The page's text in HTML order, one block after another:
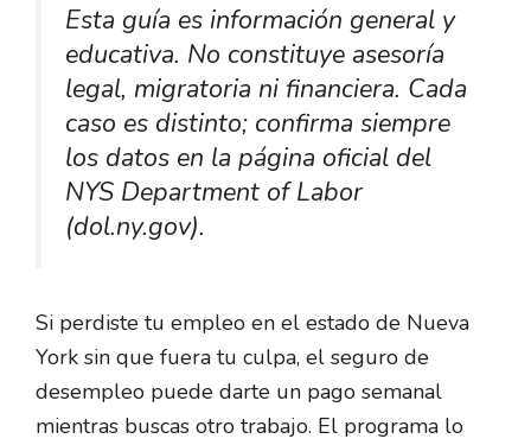
Esta guía es información general y
educativa. No constituye asesoría
legal, migratoria ni financiera. Cada
caso es distinto; confirma siempre
los datos en la página oficial del
NYS Department of Labor
(dol.ny.gov).
Si perdiste tu empleo en el estado de Nueva
York sin que fuera tu culpa, el seguro de
desempleo puede darte un pago semanal
mientras buscas otro trabajo. El programa lo